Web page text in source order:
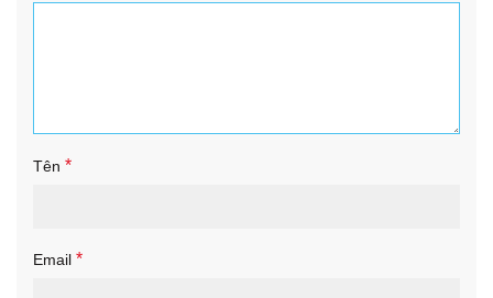
Tên *
Email *